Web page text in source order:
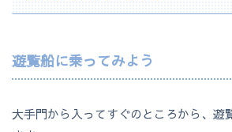
遊覧船に乗ってみよう
大手門から入ってすぐのところから、遊